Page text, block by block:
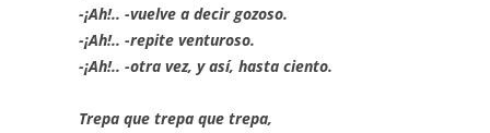
-¡Ah!.. -vuelve a decir gozoso.
-¡Ah!.. -repite venturoso.
-¡Ah!.. -otra vez, y así, hasta ciento.
Trepa que trepa que trepa,